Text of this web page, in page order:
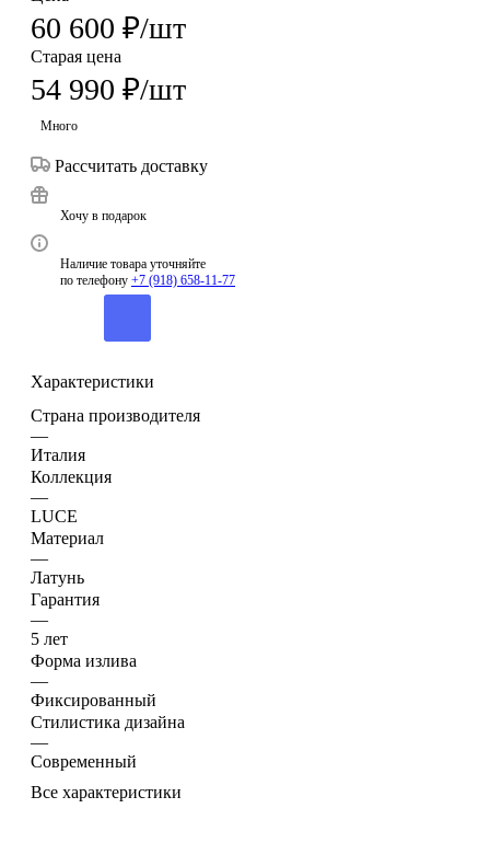
60 600 ₽/шт
Старая цена
54 990 ₽/шт
Много
Рассчитать доставку
Хочу в подарок
Наличие товара уточняйте
по телефону +7 (918) 658-11-77
Характеристики
Страна производителя
—
Италия
Коллекция
—
LUCE
Материал
—
Латунь
Гарантия
—
5 лет
Форма излива
—
Фиксированный
Стилистика дизайна
—
Современный
Все характеристики